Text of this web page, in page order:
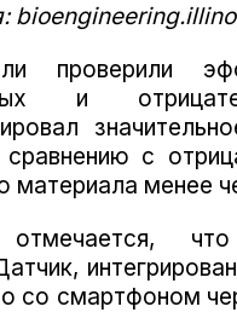
проверили
и
с
материала менее
со смартфоном